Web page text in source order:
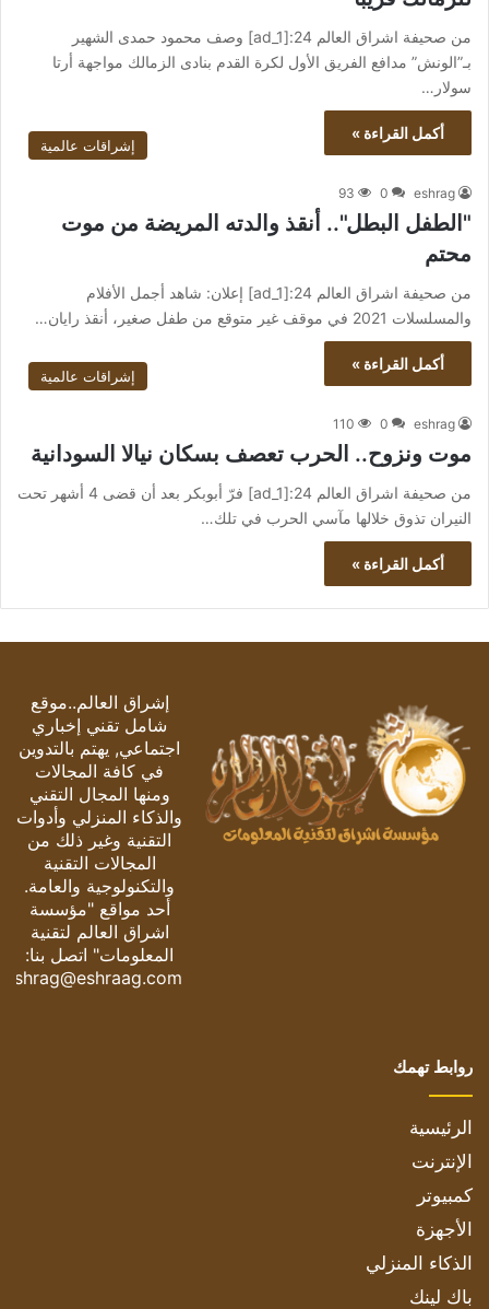
من صحيفة اشراق العالم 24:[ad_1] وصف محمود حمدى الشهير
بـ”الونش” مدافع الفريق الأول لكرة القدم بنادى الزمالك مواجهة أرتا
سولار…
أكمل القراءة »
إشراقات عالمية
eshrag
0
93
"الطفل البطل".. أنقذ والدته المريضة من موت
محتم
من صحيفة اشراق العالم 24:[ad_1] إعلان: شاهد أجمل الأفلام
والمسلسلات 2021 في موقف غير متوقع من طفل صغير، أنقذ رايان…
أكمل القراءة »
إشراقات عالمية
eshrag
0
110
موت ونزوح.. الحرب تعصف بسكان نيالا السودانية
من صحيفة اشراق العالم 24:[ad_1] فرّ أبوبكر بعد أن قضى 4 أشهر تحت
النيران تذوق خلالها مآسي الحرب في تلك…
أكمل القراءة »
إشراق العالم..موقع
شامل تقني إخباري
اجتماعي, يهتم بالتدوين
في كافة المجالات
ومنها المجال التقني
والذكاء المنزلي وأدوات
التقنية وغير ذلك من
المجالات التقنية
والتكنولوجية والعامة.
أحد مواقع "مؤسسة
اشراق العالم لتقنية
المعلومات" اتصل بنا:
eshrag@eshraag.com
روابط تهمك
الرئيسية
الإنترنت
كمبيوتر
الأجهزة
الذكاء المنزلي
باك لينك